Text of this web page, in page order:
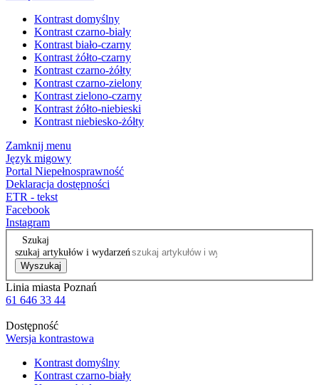
Kontrast domyślny
Kontrast czarno-biały
Kontrast biało-czarny
Kontrast żółto-czarny
Kontrast czarno-żółty
Kontrast czarno-zielony
Kontrast zielono-czarny
Kontrast żółto-niebieski
Kontrast niebiesko-żółty
Zamknij menu
Język migowy
Portal Niepełnosprawność
Deklaracja dostępności
ETR - tekst
Facebook
Instagram
Szukaj
szukaj artykułów i wydarzeń
Wyszukaj
Linia miasta Poznań
61 646 33 44
Dostępność
Wersja kontrastowa
Kontrast domyślny
Kontrast czarno-biały